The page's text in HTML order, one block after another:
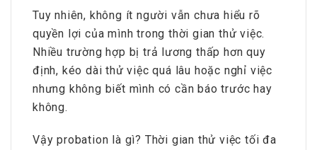
Tuy nhiên, không ít người vẫn chưa hiểu rõ
quyền lợi của mình trong thời gian thử việc.
Nhiều trường hợp bị trả lương thấp hơn quy
định, kéo dài thử việc quá lâu hoặc nghỉ việc
nhưng không biết mình có cần báo trước hay
không.
Vậy probation là gì? Thời gian thử việc tối đa